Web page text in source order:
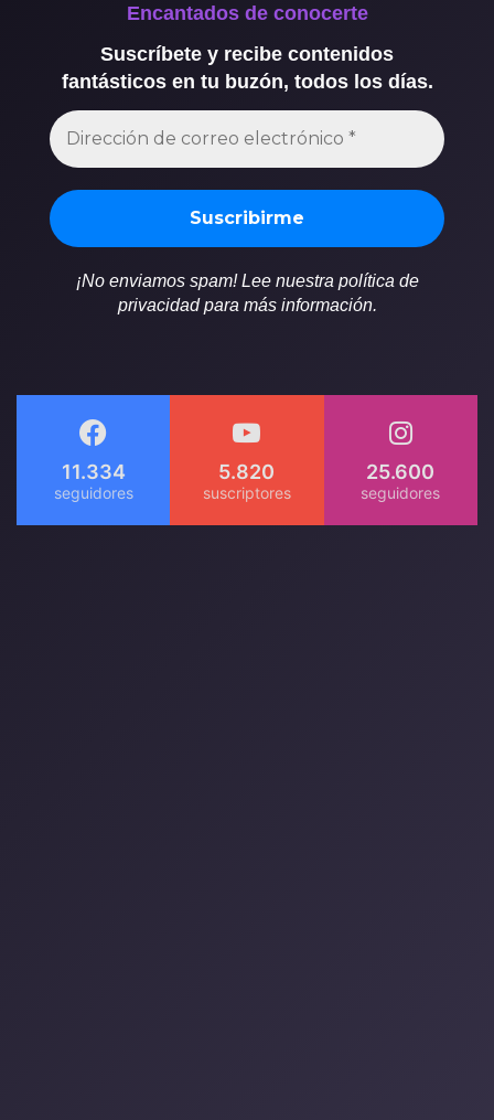
Encantados de conocerte
Suscríbete y recibe contenidos
fantásticos en tu buzón, todos los días.
¡No enviamos spam! Lee nuestra política de
privacidad para más información.
11.334 5.820 25.600